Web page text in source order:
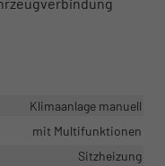
Klimaanlage manuell
mit Multifunktionen
Sitzheizung